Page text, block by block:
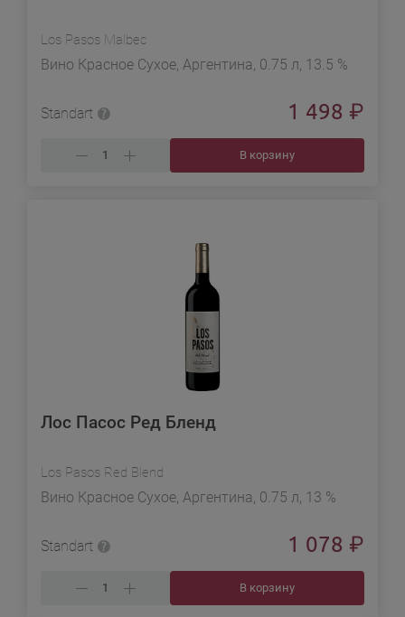
Los Pasos Malbec
Вино Красное Сухое, Аргентина, 0.75 л, 13.5 %
Standart 1 498 ₽
В корзину
Лос Пасос Ред Бленд
Los Pasos Red Blend
Вино Красное Сухое, Аргентина, 0.75 л, 13 %
Standart 1 078 ₽
В корзину